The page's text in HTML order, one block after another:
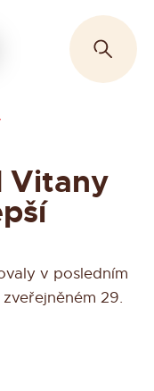
Vitany
v posledním
29.